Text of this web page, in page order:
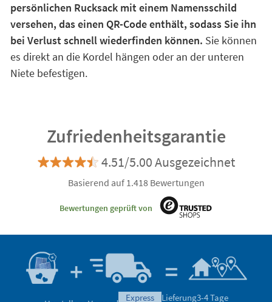
persönlichen Rucksack mit einem Namensschild
versehen, das einen QR-Code enthält, sodass Sie ihn
bei Verlust schnell wiederfinden können. Sie können
es direkt an die Kordel hängen oder an der unteren
Niete befestigen.
Zufriedenheitsgarantie
4.51/5.00 Ausgezeichnet
Basierend auf 1.418 Bewertungen
Bewertungen geprüft von
express
Lieferung3-4 Tage